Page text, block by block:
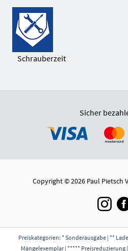
Schrauberzeit
Sicher
Copyright © 2026 Paul Pietsch
Preiskategorien: * Sonderausgabe | **
Mängelexemplar | *****